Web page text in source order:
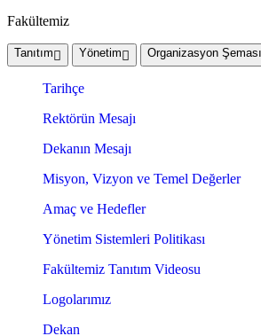
Fakültemiz
Tanıtım Yönetim Organizasyon Şeması
Tarihçe
Rektörün Mesajı
Dekanın Mesajı
Misyon, Vizyon ve Temel Değerler
Amaç ve Hedefler
Yönetim Sistemleri Politikası
Fakültemiz Tanıtım Videosu
Logolarımız
Dekan